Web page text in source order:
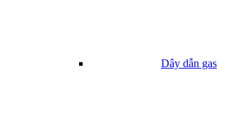
Dây dẫn gas